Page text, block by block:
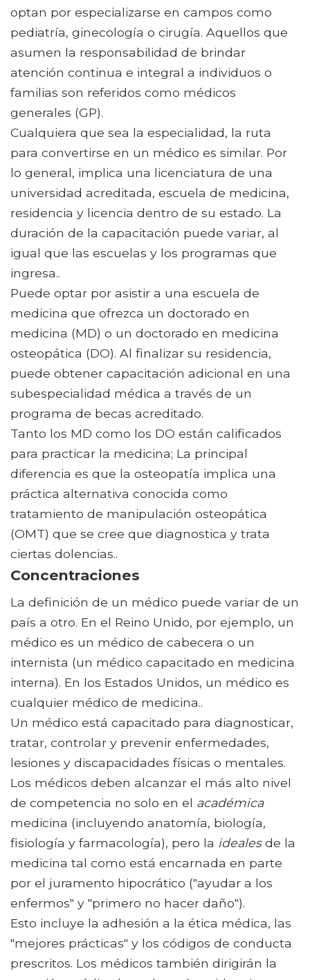
optan por especializarse en campos como
pediatría, ginecología o cirugía. Aquellos que
asumen la responsabilidad de brindar
atención continua e integral a individuos o
familias son referidos como médicos
generales (GP).
Cualquiera que sea la especialidad, la ruta
para convertirse en un médico es similar. Por
lo general, implica una licenciatura de una
universidad acreditada, escuela de medicina,
residencia y licencia dentro de su estado. La
duración de la capacitación puede variar, al
igual que las escuelas y los programas que
ingresa..
Puede optar por asistir a una escuela de
medicina que ofrezca un doctorado en
medicina (MD) o un doctorado en medicina
osteopática (DO). Al finalizar su residencia,
puede obtener capacitación adicional en una
subespecialidad médica a través de un
programa de becas acreditado.
Tanto los MD como los DO están calificados
para practicar la medicina; La principal
diferencia es que la osteopatía implica una
práctica alternativa conocida como
tratamiento de manipulación osteopática
(OMT) que se cree que diagnostica y trata
ciertas dolencias..
Concentraciones
La definición de un médico puede variar de un
país a otro. En el Reino Unido, por ejemplo, un
médico es un médico de cabecera o un
internista (un médico capacitado en medicina
interna). En los Estados Unidos, un médico es
cualquier médico de medicina..
Un médico está capacitado para diagnosticar,
tratar, controlar y prevenir enfermedades,
lesiones y discapacidades físicas o mentales.
Los médicos deben alcanzar el más alto nivel
de competencia no solo en el académica
medicina (incluyendo anatomía, biología,
fisiología y farmacología), pero la idealesde la
medicina tal como está encarnada en parte
por el juramento hipocrático ("ayudar a los
enfermos" y "primero no hacer daño").
Esto incluye la adhesión a la ética médica, las
"mejores prácticas" y los códigos de conducta
prescritos. Los médicos también dirigirán la